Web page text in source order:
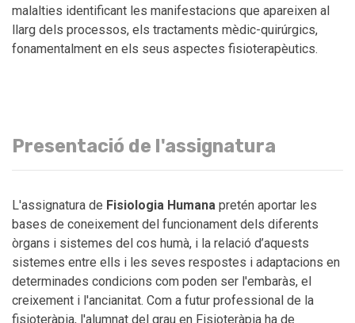
malalties identificant les manifestacions que apareixen al
llarg dels processos, els tractaments mèdic-quirúrgics,
fonamentalment en els seus aspectes fisioterapèutics.
Presentació de l'assignatura
L'assignatura de Fisiologia Humana pretén aportar les
bases de coneixement del funcionament dels diferents
òrgans i sistemes del cos humà, i la relació d’aquests
sistemes entre ells i les seves respostes i adaptacions en
determinades condicions com poden ser l'embaràs, el
creixement i l'ancianitat. Com a futur professional de la
fisioteràpia, l'alumnat del grau en Fisioteràpia ha de